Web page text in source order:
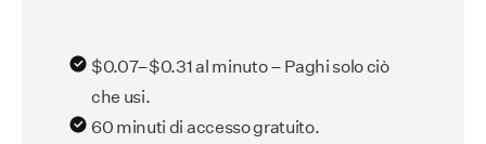
$0.07–$0.31 al minuto – Paghi solo ciò
che usi.
60 minuti di accesso gratuito.